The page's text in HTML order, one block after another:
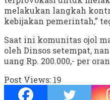
melakukan langkah
kebijakan pemerintah,”
Saat ini komunitas ojol
oleh Dinsos setempat,
uang Rp. 200.000,- per
Post Views: 19